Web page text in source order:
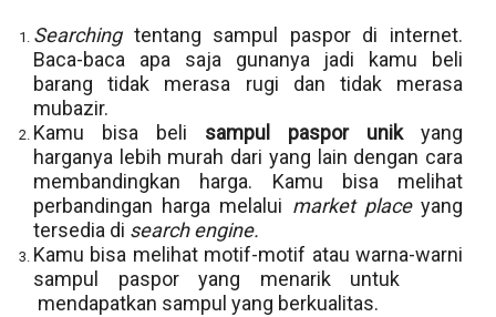
Searching tentang sampul paspor di internet.
Baca-baca apa saja gunanya jadi kamu beli
barang tidak merasa rugi dan tidak merasa
mubazir.
Kamu bisa beli sampul paspor unik yang
harganya lebih murah dari yang lain dengan cara
membandingkan harga. Kamu bisa melihat
perbandingan harga melalui market placeyang
tersedia di search engine.
Kamu bisa melihat motif-motif atau warna-warni
sampul paspor yang menarik untuk
mendapatkan sampul yang berkualitas.